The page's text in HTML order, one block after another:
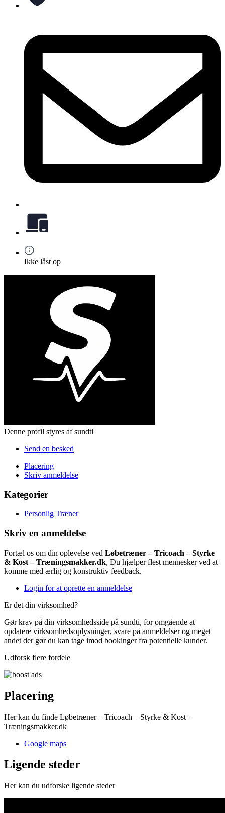
Ikke låst op
Denne profil styres af sundti
Send en besked
Placering
Skriv anmeldelse
Kategorier
Personlig Træner
Skriv en anmeldelse
Fortæl os om din oplevelse ved Løbetræner – Tricoach – Styrke
& Kost – Træningsmakker.dk, Du hjælper flest mennesker ved at
komme med ærlig og konstruktiv feedback.
Login for at oprette en anmeldelse
Er det din virksomhed?
Gør krav på din virksomhedsside på sundti, for omgående at
opdatere virksomhedsoplysninger, svare på anmeldelser og meget
andet der gør du kan tage imod bookinger fra potentielle kunder.
Udforsk flere fordele
Placering
Her kan du finde Løbetræner – Tricoach – Styrke & Kost –
Træningsmakker.dk
Google maps
Ligende steder
Her kan du udforske ligende steder